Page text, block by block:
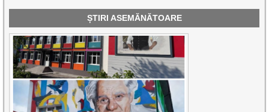
ȘTIRI ASEMĂNĂTOARE